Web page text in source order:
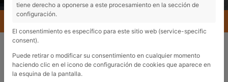
tiene derecho a oponerse a este procesamiento en la sección de
configuración.
El consentimiento es específico para este sitio web (service-specific
consent).
Puede retirar o modificar su consentimiento en cualquier momento
haciendo clic en el icono de configuración de cookies que aparece en
la esquina de la pantalla.